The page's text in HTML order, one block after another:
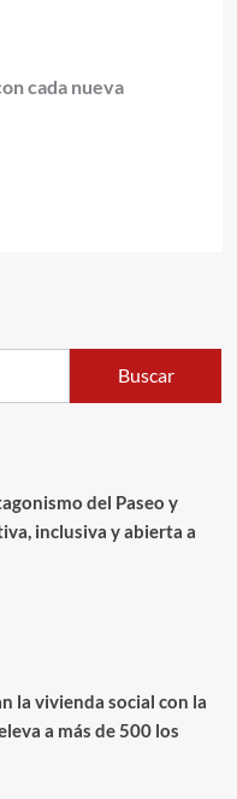
cada nueva
Buscar
del Paseo y
inclusiva y abierta a
la vivienda social con la
a más de 500 los